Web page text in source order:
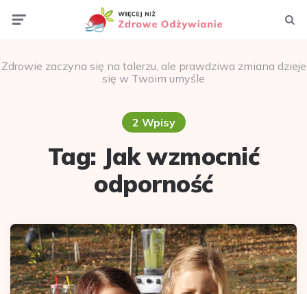
Zdrowie zaczyna się na talerzu, ale prawdziwa zmiana dzieje
się w Twoim umyśle
2 Wpisy
Tag: Jak wzmocnić
odporność